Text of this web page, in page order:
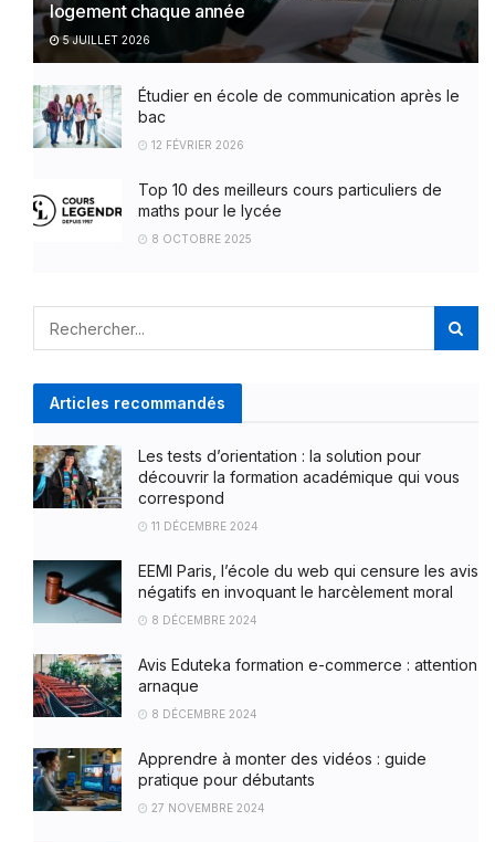
logement chaque année
5 JUILLET 2026
Étudier en école de communication après le
bac
12 FÉVRIER 2026
Top 10 des meilleurs cours particuliers de
maths pour le lycée
8 OCTOBRE 2025
Articles recommandés
Les tests d’orientation : la solution pour
découvrir la formation académique qui vous
correspond
11 DÉCEMBRE 2024
EEMI Paris, l’école du web qui censure les avis
négatifs en invoquant le harcèlement moral
8 DÉCEMBRE 2024
Avis Eduteka formation e-commerce : attention
arnaque
8 DÉCEMBRE 2024
Apprendre à monter des vidéos : guide
pratique pour débutants
27 NOVEMBRE 2024